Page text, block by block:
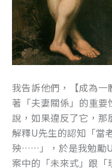
我告訴他們，【成為一
著「夫妻關係」的重
說，如果違反了它，那
解釋U先生的認知「當
殃……」，於是我勉勵
案中的「未來式」跟